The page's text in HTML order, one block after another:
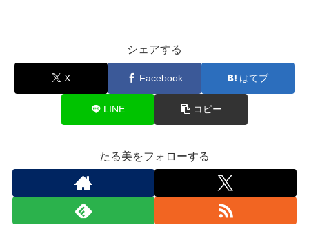
シェアする
X Facebook はてブ
LINE コピー
たる美をフォローする